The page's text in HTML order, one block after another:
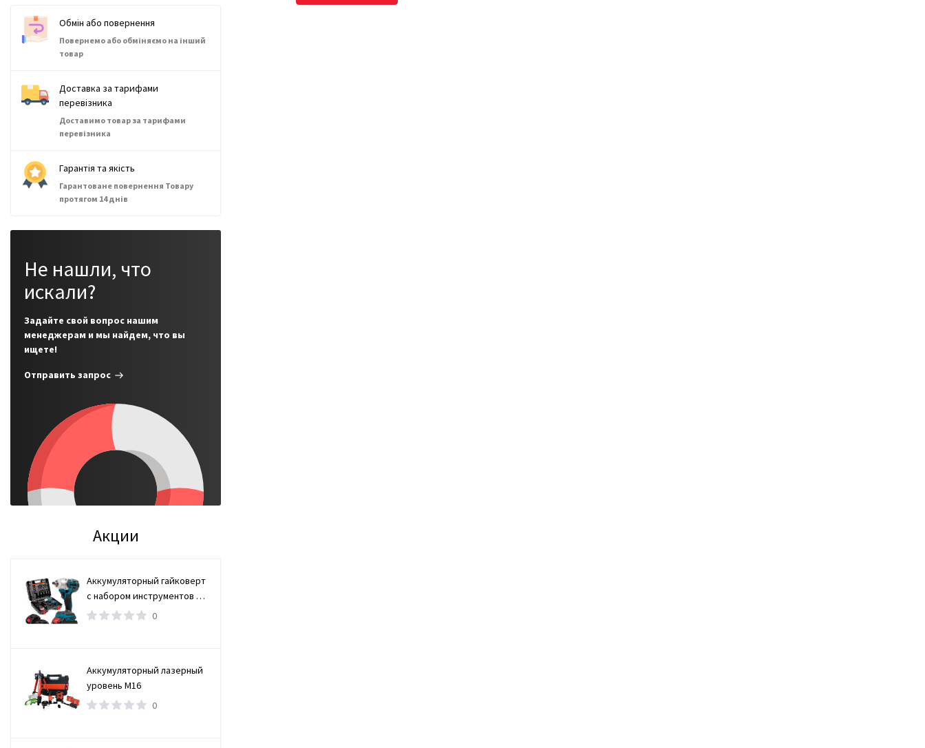
Обмін або повернення
Повернемо або обміняємо на інший
товар
Доставка за тарифами
перевізника
Доставимо товар за тарифами
перевізника
Гарантія та якість
Гарантоване повернення Товару
протягом 14 днів
Не нашли, что
искали?
Задайте свой вопрос нашим
менеджерам и мы найдем, что вы
ищете!
Отправить запрос
Акции
Аккумуляторный гайковерт
с набором инструментов /
Бесщеточный гайковерт 2
0
Аккумуляторный лазерный
уровень M16
0